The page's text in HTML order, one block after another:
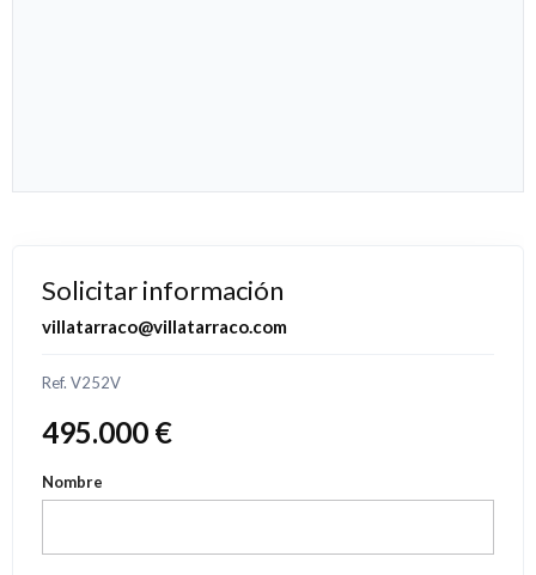
Solicitar información
villatarraco@villatarraco.com
Ref. V252V
495.000 €
Nombre